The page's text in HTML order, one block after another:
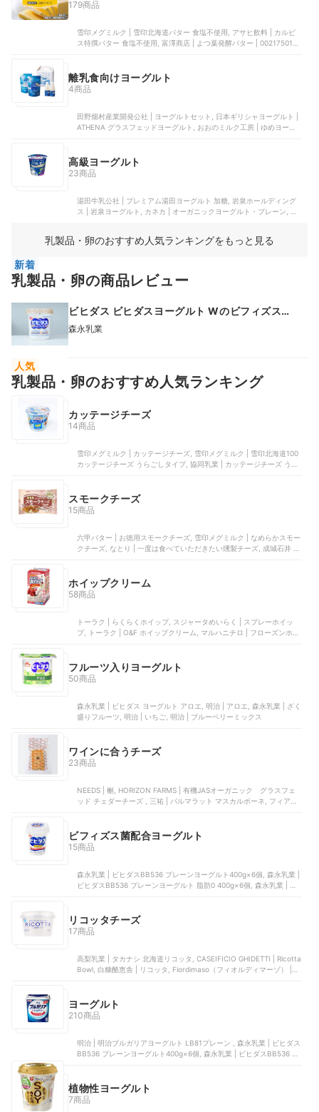
179商品
雪印メグミルク | 雪印北海道バター 食塩不使用, アサヒ飲料 | カルピ
ス特撰バター 食塩不使用, 富澤商店 | よつ葉発酵バター | 00217501,
離乳食向けヨーグルト
4商品
田野畑村産業開発公社 | ヨーグルトセット, 日本ギリシャヨーグルト |
ATHENA グラスフェッドヨーグルト, おおのミルク工房 | ゆめヨーグ
高級ヨーグルト
23商品
湯田牛乳公社 | プレミアム湯田ヨーグルト 加糖, 岩泉ホールディング
ス | 岩泉ヨーグルト, カネカ | オーガニックヨーグルト・プレーン, 地
乳製品・卵のおすすめ人気ランキングをもっと見る
新着
乳製品・卵の商品レビュー
ビヒダス ビヒダスヨーグルト Wのビフィズス
菌
森永乳業
人気
乳製品・卵のおすすめ人気ランキング
カッテージチーズ
14商品
雪印メグミルク | カッテージチーズ, 雪印メグミルク | 雪印北海道100
カッテージチーズ うらごしタイプ, 協同乳業 | カッテージチーズ うら
スモークチーズ
15商品
六甲バター | お徳用スモークチーズ, 雪印メグミルク | なめらかスモー
クチーズ, なとり | 一度は食べていただきたい燻製チーズ, 成城石井 |
ホイップクリーム
58商品
トーラク | らくらくホイップ, スジャータめいらく | スプレーホイッ
プ, トーラク | O&F ホイップクリーム, マルハニチロ | フローズンホイ
フルーツ入りヨーグルト
50商品
森永乳業 | ビヒダス ヨーグルト アロエ, 明治 | アロエ, 森永乳業 | ざく
盛りフルーツ, 明治 | いちご, 明治 | ブルーベリーミックス
ワインに合うチーズ
23商品
NEEDS | 槲, ‎HORIZON FARMS | 有機JASオーガニック グラスフェ
ッド チェダーチーズ , 三祐 | パルマラット マスカルポーネ, フィアー
ビフィズス菌配合ヨーグルト
15商品
森永乳業 | ビヒダスBB536 プレーンヨーグルト400g×6個, 森永乳業 |
ビヒダスBB536 プレーンヨーグルト 脂肪0 400g×6個, 森永乳業 | ビ
リコッタチーズ
17商品
高梨乳業 | タカナシ 北海道リコッタ, CASEIFICIO GHIDETTI | Ricotta
Bowl, 白糠酪恵舎 | リコッタ, ‎Fiordimaso（フィオルディマーゾ） | フ
ヨーグルト
210商品
明治 | 明治ブルガリアヨーグルト LB81プレーン , 森永乳業 | ビヒダス
BB536 プレーンヨーグルト400g×6個, 森永乳業 | ビヒダスBB536 プ
脂肪0 400g×8個
植物性ヨーグルト
7商品